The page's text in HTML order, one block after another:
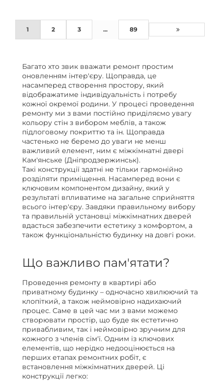
1 2 3 ... 89
Багато хто звик вважати ремонт простим
оновленням інтер'єру. Щоправда, це
насамперед створення простору, який
відображатиме індивідуальність і потребу
кожної окремої родини. У процесі проведення
ремонту ми з вами постійно приділяємо увагу
кольору стін з вибором меблів, а також
підлоговому покриттю та ін. Щоправда
частенько не беремо до уваги не менш
важливий елемент, ним є міжкімнатні двері
Кам'янське (Дніпродзержинськ).
Такі конструкції здатні не тільки гармонійно
розділяти приміщення. Насамперед вони є
ключовим компонентом дизайну, який у
результаті впливатиме на загальне сприйняття
всього інтер'єру. Завдяки правильному вибору
та правильній установці міжкімнатних дверей
вдасться забезпечити естетику з комфортом, а
також функціональністю будинку на довгі роки.
Що важливо пам'ятати?
Проведення ремонту в квартирі або
приватному будинку – одночасно хвилюючий та
клопіткий, а також неймовірно надихаючий
процес. Саме в цей час ми з вами можемо
створювати простір, що буде як естетично
привабливим, так і неймовірно зручним для
кожного з членів сім'ї. Одним із ключових
елементів, що нерідко недооцінюється на
перших етапах ремонтних робіт, є
встановлення міжкімнатних дверей. Ці
конструкції легко: